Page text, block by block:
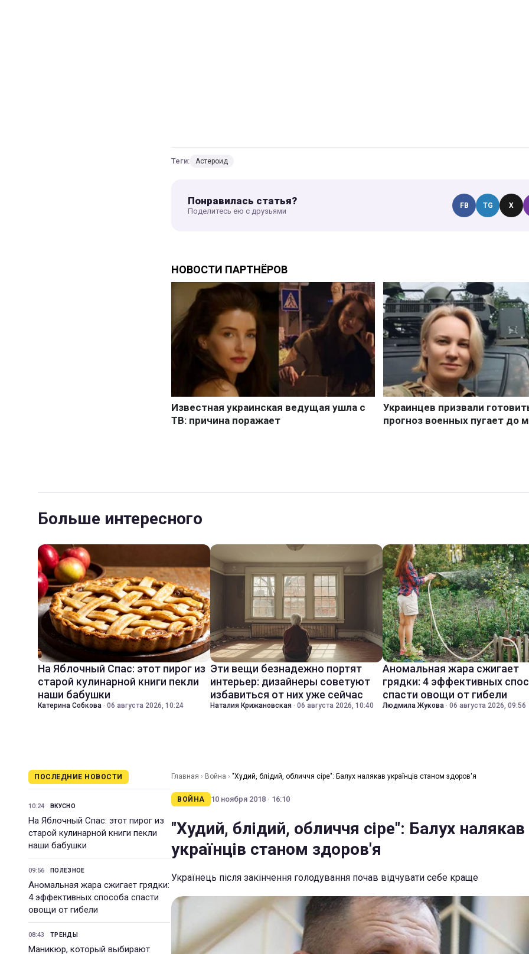
Теги: Астероид
Понравилась статья?
Поделитесь ею с друзьями
FB TG X
Больше интересного
На Яблочный Спас: этот пирог из
старой кулинарной книги пекли
наши бабушки
Катерина Собкова · 06 августа 2026, 10:24
Эти вещи безнадежно портят
интерьер: дизайнеры советуют
избавиться от них уже сейчас
Наталия Крижановская · 06 августа 2026, 10:40
Аномальная жара сжигает
грядки: 4 эффективных
спасти овощи от гибели
Людмила Жукова · 06 августа 2026, 09:56
ПОСЛЕДНИЕ НОВОСТИ
10:24 ВКУСНО
На Яблочный Спас: этот пирог из
старой кулинарной книги пекли
наши бабушки
09:56 ПОЛЕЗНОЕ
Аномальная жара сжигает грядки:
4 эффективных способа спасти
овощи от гибели
08:43 ТРЕНДЫ
Маникюр, который выбирают
Главная › Война › "Худий, блідий, обличчя сіре": Балух налякав українців станом здоров'я
ВОЙНА 10 ноября 2018 · 16:10
"Худий, блідий, обличчя сіре": Балух налякав
українців станом здоров'я
Українець після закінчення голодування почав відчувати себе краще